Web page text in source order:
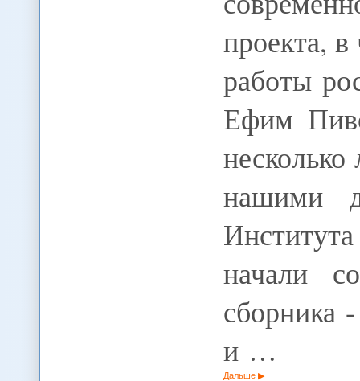
проекта,
работы
Ефим
нашими
начали
сборника
и …
Дальше